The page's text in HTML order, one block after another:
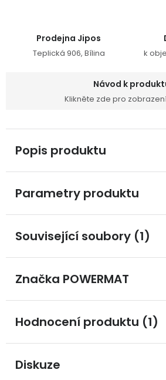
Prodejna Jipos
Teplická 906, Bílina k
Návod k
Klikněte zde pro
Popis produktu
Parametry produktu
Související soubory (1)
Značka POWERMAT
Hodnocení produktu (1)
Diskuze